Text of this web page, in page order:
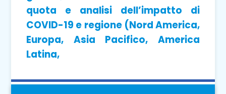
quota e analisi dell’impatto di
COVID-19 e regione (Nord America,
Europa, Asia Pacifico, America
Latina,